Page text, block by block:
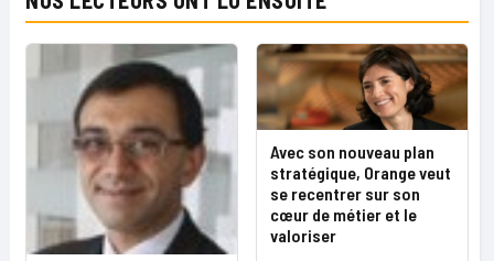
Avec son nouveau plan
stratégique, Orange veut
se recentrer sur son
cœur de métier et le
valoriser